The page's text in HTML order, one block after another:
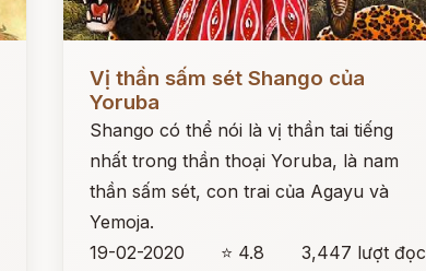
Đọc ngay
Vị thần sấm sét Shango của
Yoruba
Shango có thể nói là vị thần tai tiếng
nhất trong thần thoại Yoruba, là nam
thần sấm sét, con trai của Agayu và
Yemoja.
19-02-2020
⭐ 4.8
3,447 lượt đọc